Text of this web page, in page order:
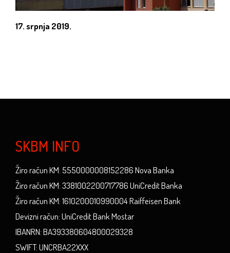
17. srpnja 2019.
SKBM INFO
Žiro račun KM: 5550000008152286 Nova Banka
Žiro račun KM: 3381002200717786 UniCredit Banka
Žiro račun KM: 1610200010990004 Raiffeisen Bank
Devizni račun: UniCredit Bank Mostar
IBANRN: BA393380604800029328
SWIFT: UNCRBA22XXX